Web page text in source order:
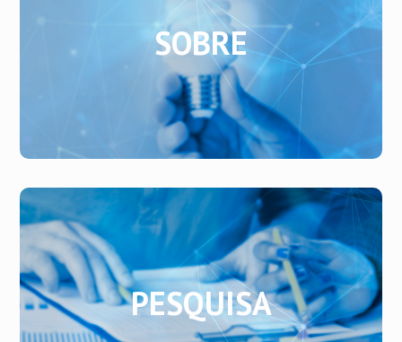
SOBRE
SOBRE
Saiba mais sobre o nosso grupo.
PESQUISA
PESQUISA
Saiba mais sobre as nossas linhas de pesquisas.